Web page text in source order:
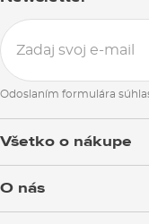
Odoslaním formulára
Všetko o nákupe
O nás